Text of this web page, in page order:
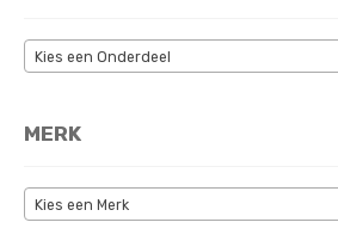
MIJN ACCOUNT
Kies een Onderdeel
MERK
Kies een Merk